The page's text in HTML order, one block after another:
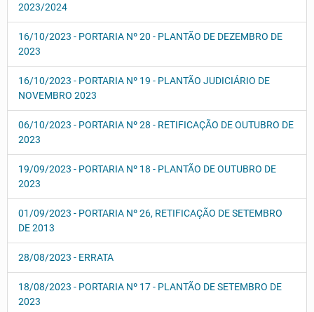
2023/2024
16/10/2023 - PORTARIA Nº 20 - PLANTÃO DE DEZEMBRO DE
2023
16/10/2023 - PORTARIA Nº 19 - PLANTÃO JUDICIÁRIO DE
NOVEMBRO 2023
06/10/2023 - PORTARIA Nº 28 - RETIFICAÇÃO DE OUTUBRO DE
2023
19/09/2023 - PORTARIA Nº 18 - PLANTÃO DE OUTUBRO DE
2023
01/09/2023 - PORTARIA Nº 26, RETIFICAÇÃO DE SETEMBRO
DE 2013
28/08/2023 - ERRATA
18/08/2023 - PORTARIA Nº 17 - PLANTÃO DE SETEMBRO DE
2023